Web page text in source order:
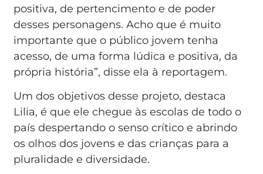
positiva, de pertencimento e de poder
desses personagens. Acho que é muito
importante que o público jovem tenha
acesso, de uma forma lúdica e positiva, da
própria história”, disse ela à reportagem.
Um dos objetivos desse projeto, destaca
Lilia, é que ele chegue às escolas de todo o
país despertando o senso crítico e abrindo
os olhos dos jovens e das crianças para a
pluralidade e diversidade.